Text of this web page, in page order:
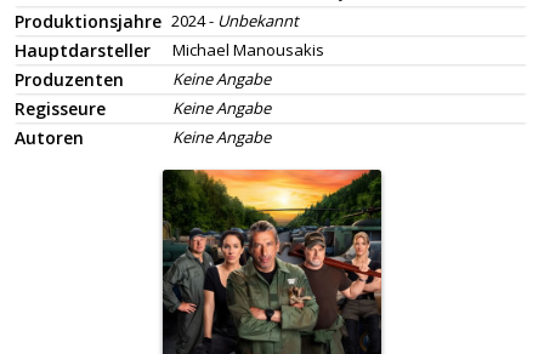
Produktionsjahre 2024 - Unbekannt
Hauptdarsteller Michael Manousakis
Produzenten Keine Angabe
Regisseure Keine Angabe
Autoren Keine Angabe